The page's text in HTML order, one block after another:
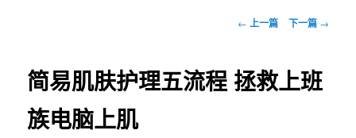
文
航
← 上一篇 下一篇 →
简易肌肤护理五流程 拯救上班
族电脑上肌